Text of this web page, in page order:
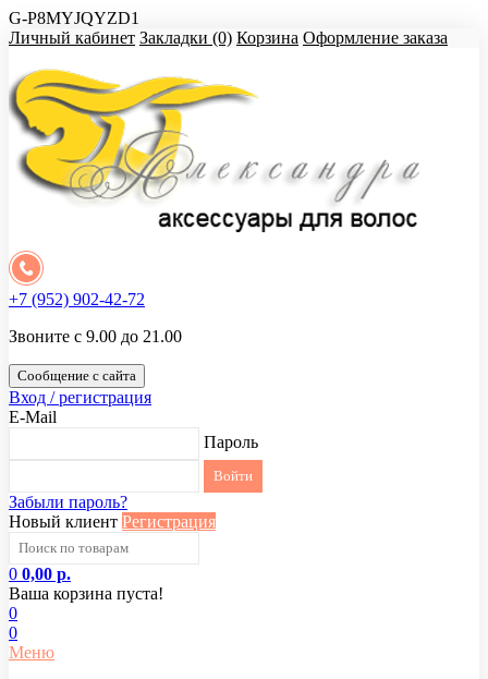
G-P8MYJQYZD1
Личный кабинет Закладки (0) Корзина Оформление заказа
+7 (952) 902-42-72
Звоните с 9.00 до 21.00
Сообщение с сайта
Вход / регистрация
E-Mail
Пароль
Забыли пароль?
Новый клиент Регистрация
0 0,00 р.
Ваша корзина пуста!
0
0
Меню